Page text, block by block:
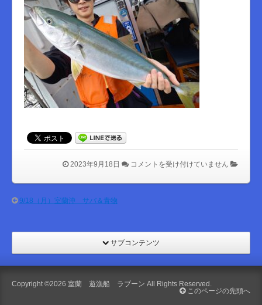
2023年9月18日 は
コメントを受け付けていません
9/18（月）室蘭沖 サバ＆青物
サブコンテンツ
Copyright ©2026 室蘭 遊漁船 ラブーン All Rights Reserved.
このページの先頭へ